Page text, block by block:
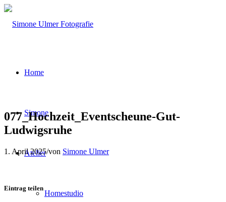
Home
Simone
Atelier
Homestudio
077_Hochzeit_Eventscheune-Gut-
Ludwigsruhe
1. April 2025/von Simone Ulmer
Eintrag teilen